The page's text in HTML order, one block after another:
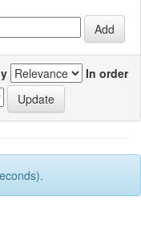
In order